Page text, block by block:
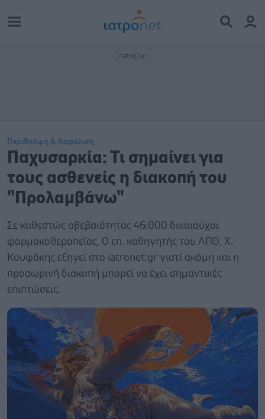
Περίθαλψη & Ασφάλιση
Παχυσαρκία: Τι σημαίνει για
τους ασθενείς η διακοπή του
"Προλαμβάνω"
Σε καθεστώς αβεβαιότητας 46.000 δικαιούχοι
φαρμακοθεραπείας. Ο επ. καθηγητής του ΑΠΘ, Χ.
Κουφάκης εξηγεί στο iatronet.gr γιατί ακόμη και η
προσωρινή διακοπή μπορεί να έχει σημαντικές
επιπτώσεις.